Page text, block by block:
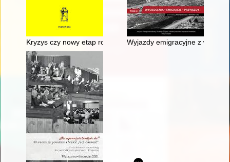
Kryzys czy nowy etap rozwoju? : z badań nad
Wyjazdy emigracyjne z